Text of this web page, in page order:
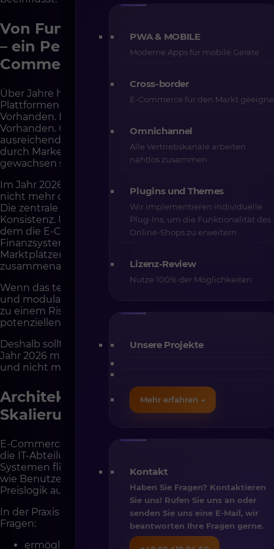
PWA & MOBILE
Moderne Apps für mobile Geräte
Cross-border
E-Commerce für den Markt
Omnichannel
Alle Vertriebskanäle arbeiten
nahtlos zusammen
Plugins und Themes
Wir implementieren individuelle
Plug-Ins, um die Funktionalität des
Online‑Shops zu erweitern
Lizenz-Review
Nutze 100% der Möglichkeiten
Unsere Projekte
Mehr erfahren →
Kontakt
Haben Sie Fragen? Kontaktieren
Sie uns! Rufen Sie uns an oder
senden Sie uns eine E-Mail, wir
beantworten Ihre Fragen gerne.
Von Funktionalität zur Architektur
– ein Perspektivwechsel im E-
Commerce
Über Jahre hinweg hat der E-Commerce-Markt
Plattformen anhand von Checklisten verglichen: B2B?
Vorhanden. Marketplace? Vorhanden. Personalisierung?
Vorhanden. CMS? Vorhanden. Diese Perspektive war
ausreichend in Zeiten, in denen Shops hauptsächlich
durch Marketing und Sortimentserweiterung
gewachsen sind.
Im Jahr 2026 besteht die zentrale Herausforderung
nicht mehr darin, eine weitere Funktion hinzuzufügen.
Die zentrale Herausforderung ist architektonische
Konsistenz. Unternehmen agieren in einem Umfeld, in
dem die E-Commerce-Plattform mit ERP, PIM, WMS,
Finanzsystemen, Marketing-Automation-Tools,
Marktplätzen, Payment-Plattformen sowie KI-Lösungen
zusammenarbeiten muss.
Wenn das technologische Fundament nicht skalierbar
und modular konzipiert ist, wird jede neue Integration
zu einem Risikoprojekt und jede Veränderung zu einer
potenziellen Quelle von Instabilität.
Deshalb sollte eine Shopware-Implementierung im
Jahr 2026 mit der Frage nach der Architektur beginnen
und nicht mit der Frage nach Funktionen.
Architektur als Fundament für die
Skalierung des Vertriebs
E-Commerce-Architektur ist kein abstrakter Begriff für
die IT-Abteilung. Sie beschreibt, wie Daten zwischen
Systemen fließen, wie Handelsprozesse definiert sind,
wie Benutzerrollen verwaltet werden und wie die
Preislogik aufgebaut ist.
In der Praxis bedeutet das Antworten auf folgende
Fragen:
ermöglicht die Plattform ein Composable-